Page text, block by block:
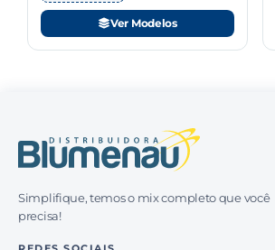
Ver Modelos
Simplifique, temos o mix completo que você
precisa!